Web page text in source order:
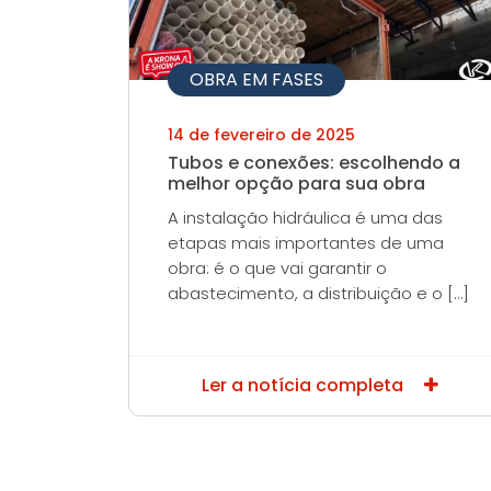
OBRA EM FASES
14 de fevereiro de 2025
Tubos e conexões: escolhendo a
melhor opção para sua obra
A instalação hidráulica é uma das
etapas mais importantes de uma
obra: é o que vai garantir o
abastecimento, a distribuição e o […]
Ler a notícia completa